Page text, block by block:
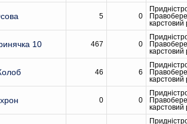
5 0
карстовий
10 467 0
карстовий
46 6
карстовий
0 0
карстовий